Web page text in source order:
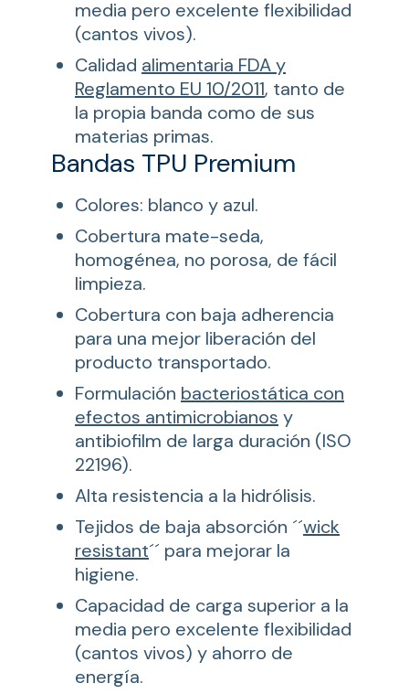
media pero excelente flexibilidad
(cantos vivos).
Calidad alimentaria FDA y
Reglamento EU 10/2011, tanto de
la propia banda como de sus
materias primas.
Bandas TPU Premium
Colores: blanco y azul.
Cobertura mate-seda,
homogénea, no porosa, de fácil
limpieza.
Cobertura con baja adherencia
para una mejor liberación del
producto transportado.
Formulación bacteriostática con
efectos antimicrobianos y
antibiofilm de larga duración (ISO
22196).
Alta resistencia a la hidrólisis.
Tejidos de baja absorción ´´wick
resistant´´ para mejorar la
higiene.
Capacidad de carga superior a la
media pero excelente flexibilidad
(cantos vivos) y ahorro de
energía.